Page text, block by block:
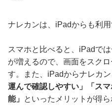
ナレカンは、iPadからも利用
スマホと比べると、iPadで
が増えるので、画面をスク
す。また、iPadからナレカ
運んで確認しやすい」「ス
能」
といったメリットが得ら